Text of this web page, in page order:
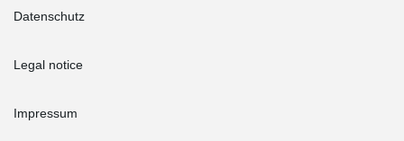
Datenschutz
Legal notice
Impressum